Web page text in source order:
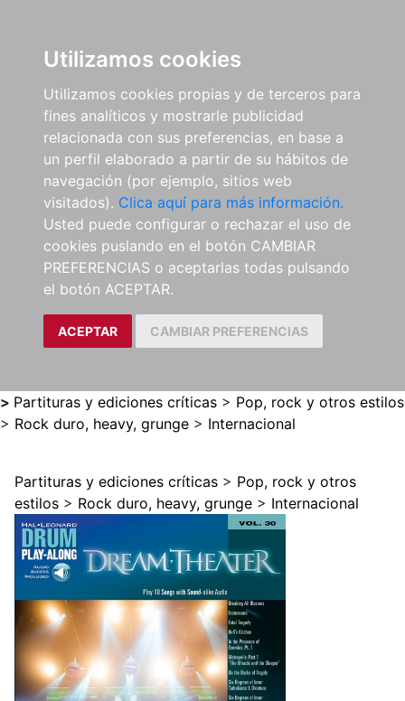
Utilizamos cookies
Utilizamos cookies propias y de terceros para
fines analíticos y mostrarle publicidad
relacionada con sus preferencias, en base a
un perfil elaborado a partir de su hábitos de
navegación (por ejemplo, sitios web
visitados). Clica aquí para más información.
Usted puede configurar o rechazar el uso de
cookies puslando en el botón CAMBIAR
PREFERENCIAS o aceptarlas todas pulsando
el botón ACEPTAR.
ACEPTAR CAMBIAR PREFERENCIAS
> Partituras y ediciones críticas > Pop, rock y otros estilos
> Rock duro, heavy, grunge > Internacional
Partituras y ediciones críticas > Pop, rock y otros
estilos > Rock duro, heavy, grunge > Internacional